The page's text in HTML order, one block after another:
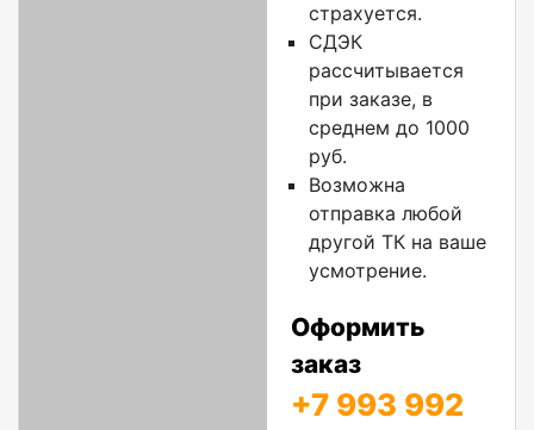
страхуется.
СДЭК
рассчитывается
при заказе, в
среднем до 1000
руб.
Возможна
отправка любой
другой ТК на ваше
усмотрение.
Оформить
заказ
+7 993 992